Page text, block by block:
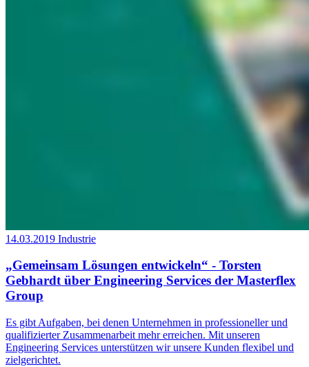
14.03.2019 Industrie
„Gemeinsam Lösungen entwickeln“ - Torsten
Gebhardt über Engineering Services der Masterflex
Group
Es gibt Aufgaben, bei denen Unternehmen in professioneller und
qualifizierter Zusammenarbeit mehr erreichen. Mit unseren
Engineering Services unterstützen wir unsere Kunden flexibel und
zielgerichtet.